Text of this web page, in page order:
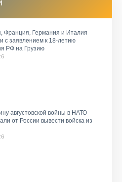
Франция, Германия и Италия
с заявлением к 18-летию
РФ на Грузию
августовской войны в НАТО
от России вывести войска из